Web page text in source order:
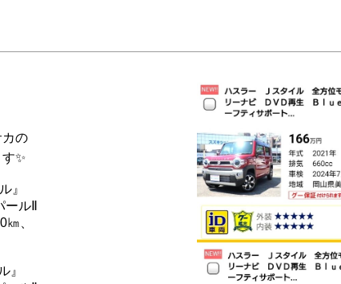
カの
✨
』
ルⅡ
、
』